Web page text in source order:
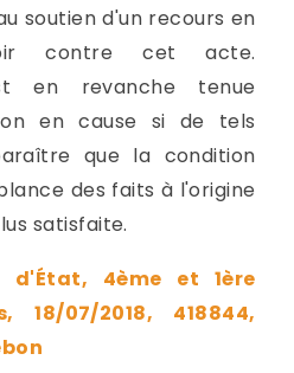
soutien d'un recours en
contre cet acte.
en revanche tenue
en cause si de tels
que la condition
des faits à l'origine
satisfaite.
d'État, 4ème et 1ère
18/07/2018, 418844,